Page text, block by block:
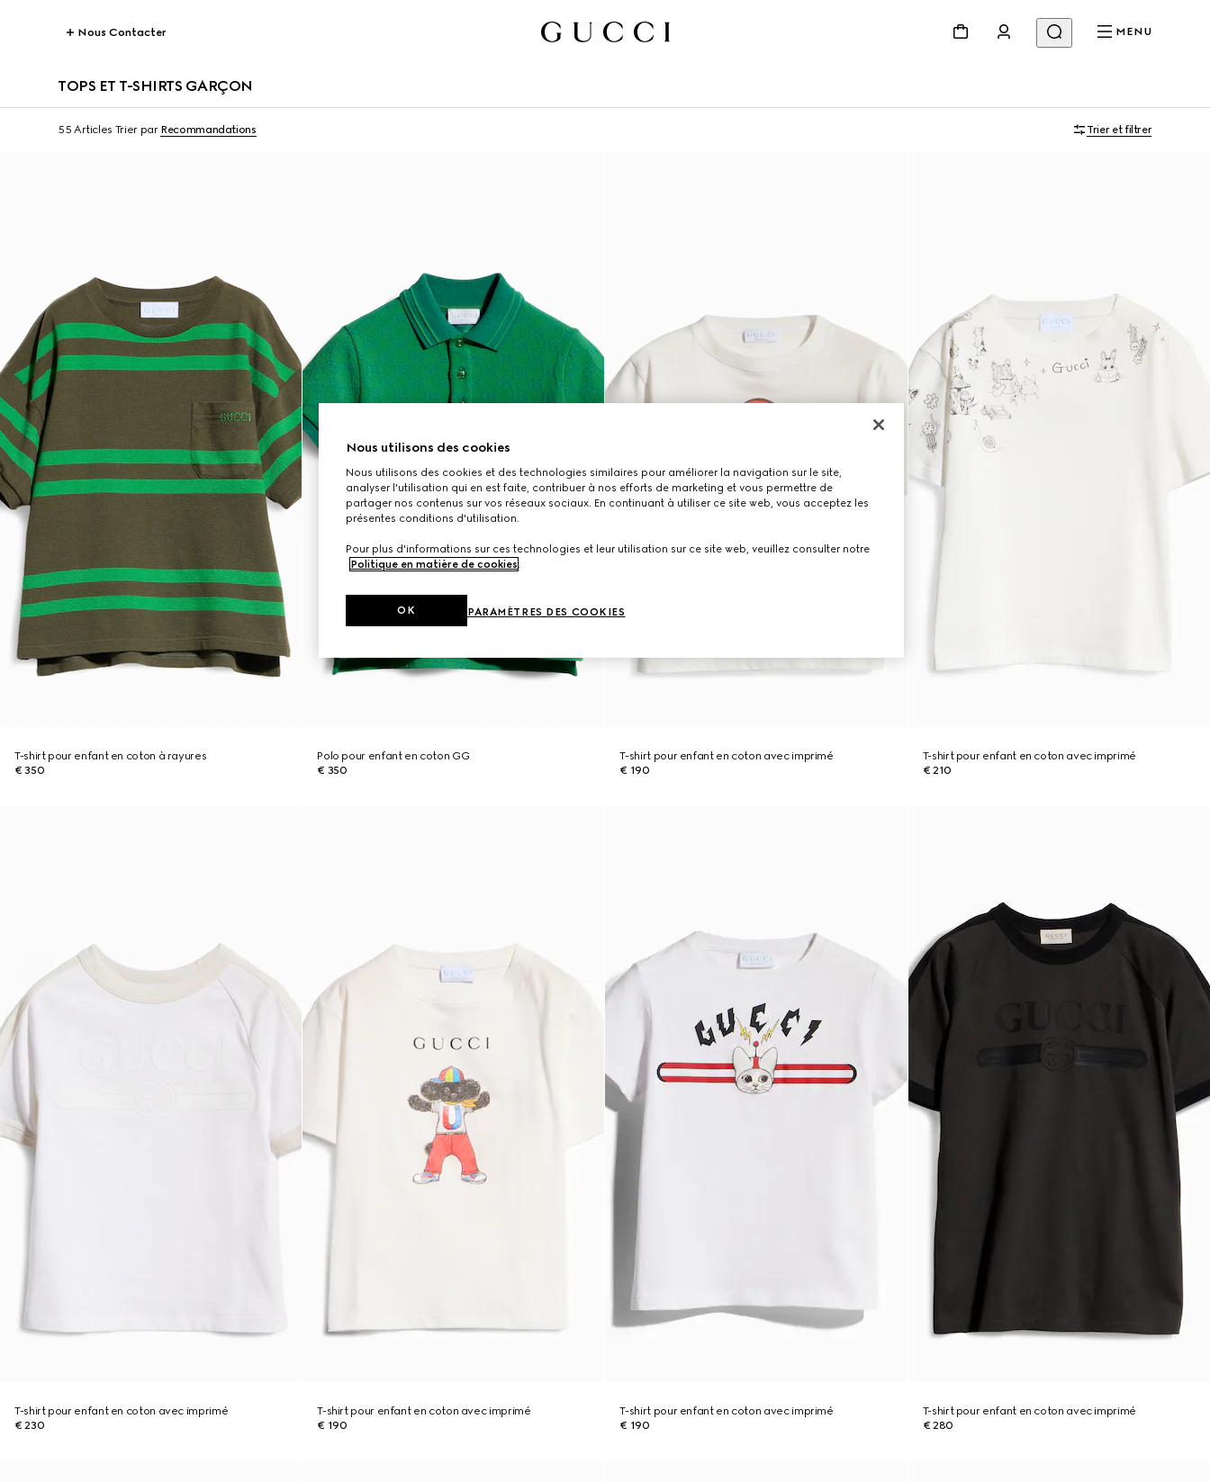
Nous Contacter MENU
TOPS ET T-SHIRTS GARÇON
55 Articles Trier par Recommandations Trier et filtrer
T-shirt pour enfant en coton à rayures
€ 350
Polo pour enfant en coton GG
€ 350
T-shirt pour enfant en coton avec imprimé
€ 190
T-shirt pour enfant en coton avec imprimé
€ 210
T-shirt pour enfant en coton avec imprimé
€ 230
T-shirt pour enfant en coton avec imprimé
€ 190
T-shirt pour enfant en coton avec imprimé
€ 190
T-shirt pour enfant en coton avec imprimé
€ 280
Nous utilisons des cookies
Nous utilisons des cookies et des technologies similaires pour améliorer la navigation sur le site,
analyser l'utilisation qui en est faite, contribuer à nos efforts de marketing et vous permettre de
partager nos contenus sur vos réseaux sociaux. En continuant à utiliser ce site web, vous acceptez les
présentes conditions d'utilisation.
Pour plus d'informations sur ces technologies et leur utilisation sur ce site web, veuillez consulter notre
Politique en matière de cookies.
PARAMÈTRES DES COOKIES
OK